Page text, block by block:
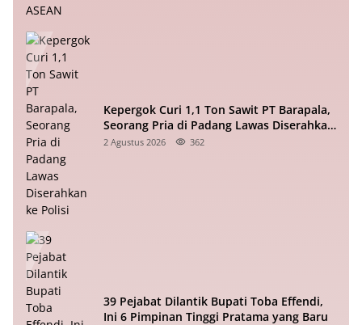
Kepergok Curi 1,1 Ton Sawit PT Barapala,
Seorang Pria di Padang Lawas Diserahkan
ke Polisi
2 Agustus 2026 362
39 Pejabat Dilantik Bupati Toba Effendi,
Ini 6 Pimpinan Tinggi Pratama yang Baru